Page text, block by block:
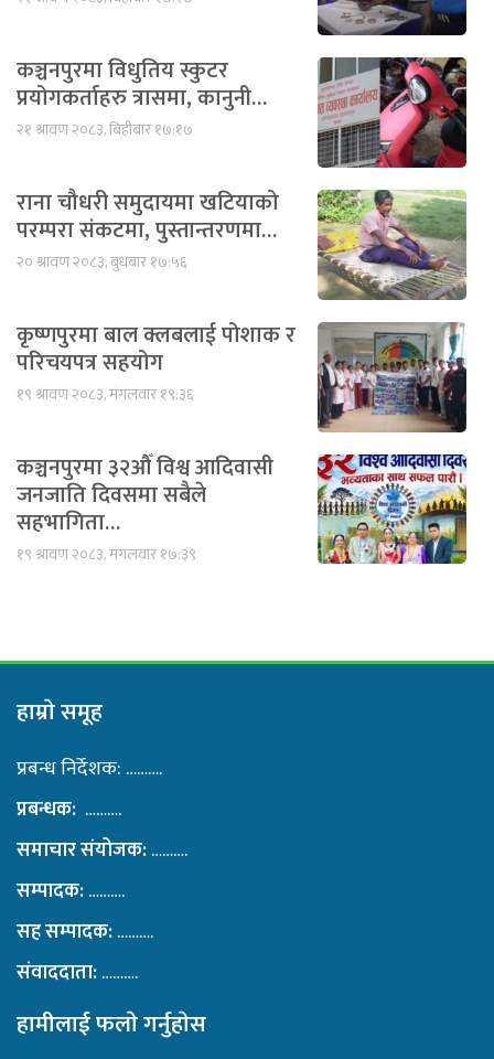
कञ्चनपुरमा विधुतिय स्कुटर
प्रयोगकर्ताहरु त्रासमा, कानुनी…
२१ श्रावण २०८३, बिहीबार १७:१७
राना चौधरी समुदायमा खटियाको
परम्परा संकटमा, पुस्तान्तरणमा…
२० श्रावण २०८३, बुधबार १७:५६
कृष्णपुरमा बाल क्लबलाई पोशाक र
परिचयपत्र सहयोग
१९ श्रावण २०८३, मंगलवार १९:३६
कञ्चनपुरमा ३२औँ विश्व आदिवासी
जनजाति दिवसमा सबैले
सहभागिता…
१९ श्रावण २०८३, मंगलवार १७:३९
हाम्राे समूह
प्रबन्ध निर्देशक: ……….
प्रबन्धक: ……….
समाचार संयोजक:……….
सम्पादक:……….
सह सम्पादक:……….
संवाददाता:……….
हामीलाई फलाे गर्नुहाेस